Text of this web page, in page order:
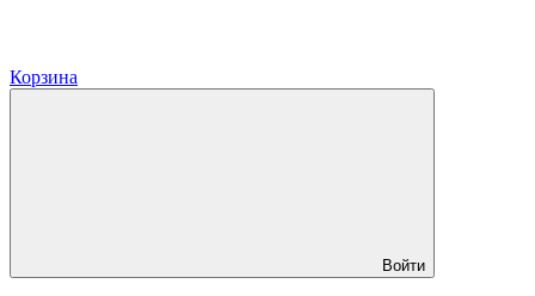
Корзина
Войти